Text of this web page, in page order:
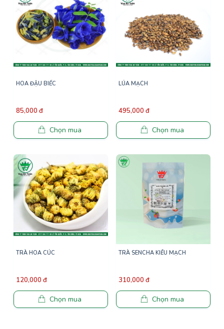
HOA ĐẬU BIẾC
85,000 đ
Chọn mua
LÚA MẠCH
495,000 đ
Chọn mua
TRÀ HOA CÚC
120,000 đ
Chọn mua
TRÀ SENCHA KIỀU MẠCH
310,000 đ
Chọn mua